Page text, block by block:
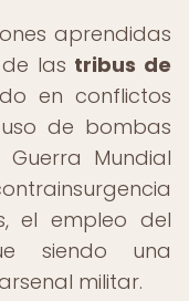
aprendidas
las tribus de
en conflictos
de bombas
Mundial
el empleo del
siendo una
militar.